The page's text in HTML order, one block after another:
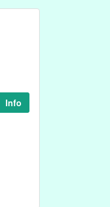
Info